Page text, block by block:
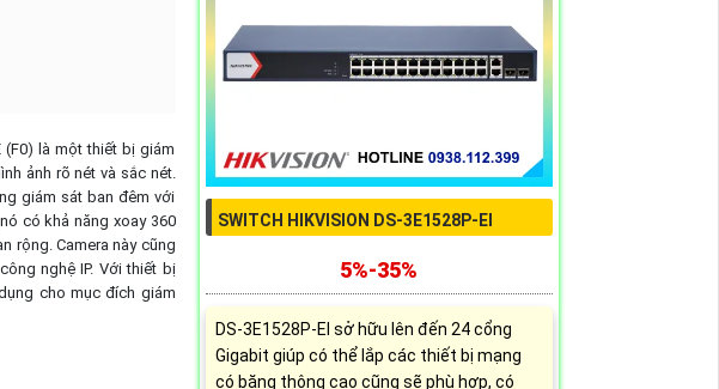
(F0) là một thiết bị giám
ảnh rõ nét và sắc nét.
giám sát ban đêm với
có khả năng xoay 360
rộng. Camera này cũng
nghệ IP. Với thiết bị
cho mục đích giám
SWITCH HIKVISION DS-3E1528P-EI
5%-35%
DS-3E1528P-EI sở hữu lên đến 24 cổng
Gigabit giúp có thể lắp các thiết bị mạng
có băng thông cao cũng sẽ phù hợp, có